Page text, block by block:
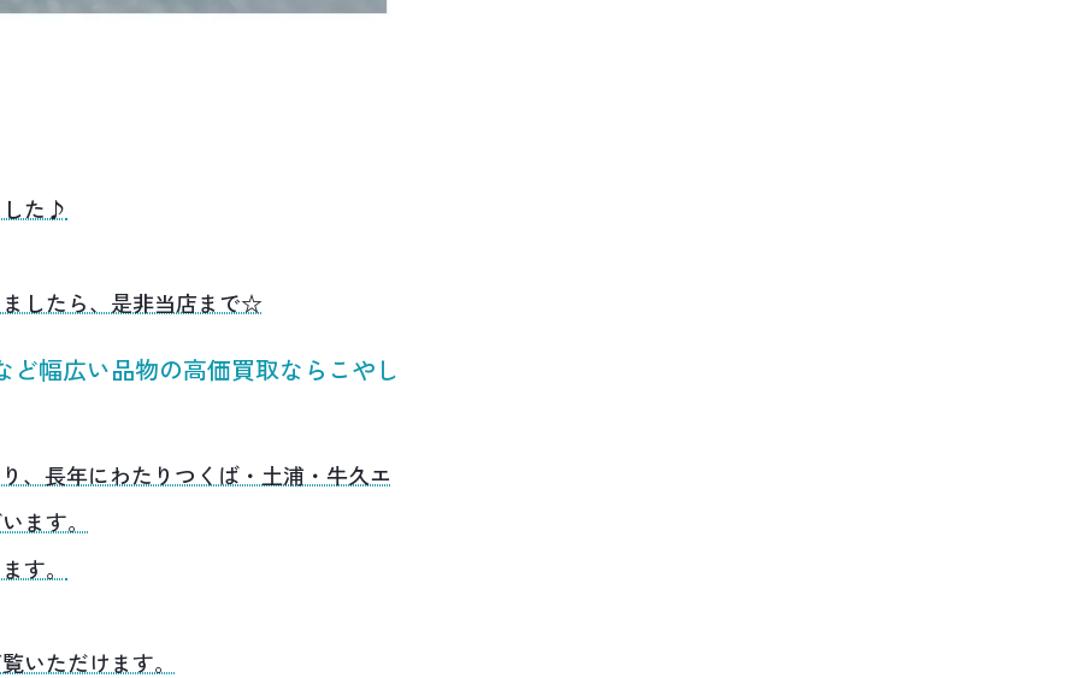
した♪
したら、是非当店まで☆
幅広い品物の高価買取ならこやし
、長年にわたりつくば・土浦・牛久エ
ます。
す。
いただけます。